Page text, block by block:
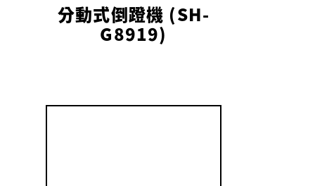
分動式倒蹬機 (SH-
G8919)